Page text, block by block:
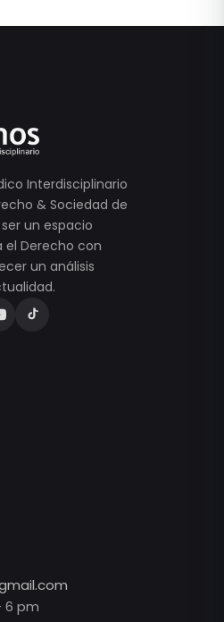
Interdisciplinario
& Sociedad de
ser un espacio
Derecho con
un análisis
6 pm